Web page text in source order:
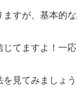
すが、基本的
てますよ！一応
見てみましょ